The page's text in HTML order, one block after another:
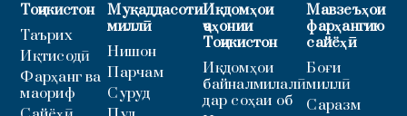
Тоҷикистон
Таърих
Иқтисодӣ
Фарҳанг ва
маориф
Муқаддасоти
миллӣ
Нишон
Парчам
Суруд
Иқдомҳои
ҷаҳонии
Тоҷикистон
Иқдомҳои
байналмилалӣ
дар соҳаи об
Мавзеъҳои
фарҳангию
сайёҳӣ
Боғи
миллӣ
Саразм